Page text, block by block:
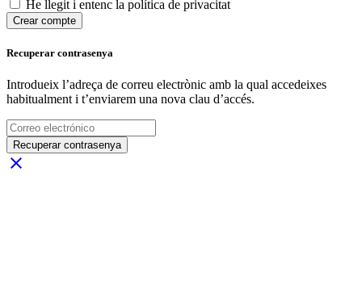
He llegit i entenc la política de privacitat
Crear compte
Recuperar contrasenya
Introdueix l’adreça de correu electrònic amb la qual accedeixes
habitualment i t’enviarem una nova clau d’accés.
Recuperar contrasenya
close